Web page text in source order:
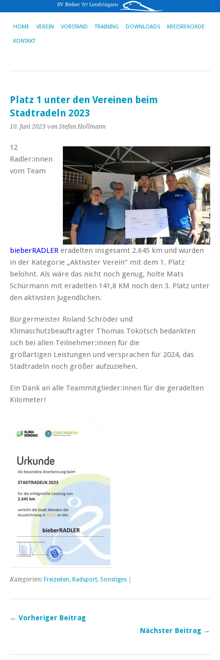
HOME VEREIN VORSTAND TRAINING DOWNLOADS KREISREKORDE
KONTAKT
Platz 1 unter den Vereinen beim
Stadtradeln 2023
10. Juni 2023 von Stefan Hollmann
12
Radler:innen
vom Team
bieberRADLER eradelten insgesamt 2.645 km und wurden
in der Kategorie „Aktivster Verein“ mit dem 1. Platz
belohnt. Als wäre das nicht noch genug, holte Mats
Schürmann mit eradelten 141,8 KM noch den 3. Platz unter
den aktivsten Jugendlichen.
Bürgermeister Roland Schröder und
Klimaschutzbeauftragter Thomas Tokotsch bedankten
sich bei allen Teilnehmer:innen für die
großartigen Leistungen und versprachen für 2024, das
Stadtradeln noch größer aufzuziehen.
Ein Dank an alle Teammitglieder:innen für die geradelten
Kilometer!
Kategorien: Freizeiten, Radsport, Sonstiges
← Vorheriger Beitrag
Nächster Beitrag →